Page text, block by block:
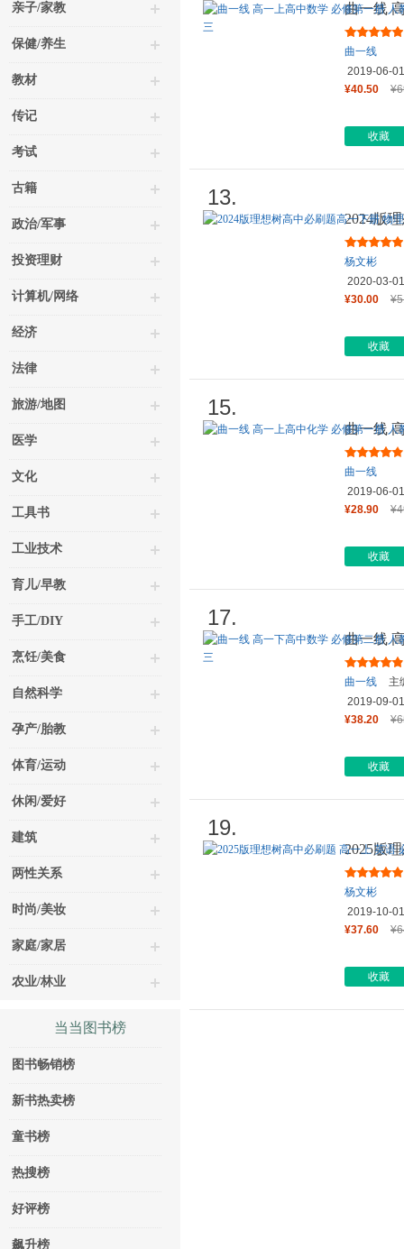
亲子/家教
保健/养生
教材
传记
考试
古籍
政治/军事
投资理财
计算机/网络
经济
法律
旅游/地图
医学
文化
工具书
工业技术
育儿/早教
手工/DIY
烹饪/美食
自然科学
孕产/胎教
体育/运动
休闲/爱好
建筑
两性关系
时尚/美妆
家庭/家居
农业/林业
当当图书榜
图书畅销榜
新书热卖榜
童书榜
热搜榜
好评榜
飙升榜
曲一线
版 新教
曲一线
2019-06-01
¥40.50
收藏
13.
2024版
修 第三
杨文彬
2020-03-01
¥30.00
收藏
15.
曲一线
版 新教
曲一线
2019-06-01
¥28.90
收藏
17.
曲一线
版 新教
曲一线
主
2019-09-01
¥38.20
收藏
19.
2025版
修 第一
杨文彬
2019-10-01
¥37.60
收藏